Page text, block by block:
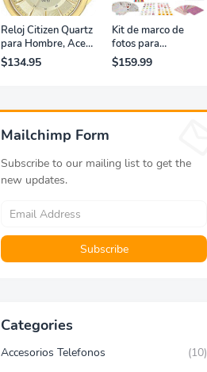
Reloj Citizen Quartz
para Hombre, Acero
Inoxidable, Clásico,
Dorado
$134.95
Kit de marco de
fotos para
impresora portátil
de fotografías y
$159.99
Mailchimp Form
Subscribe to our mailing list to get the
new updates.
Categories
Accesorios Telefonos
(10)